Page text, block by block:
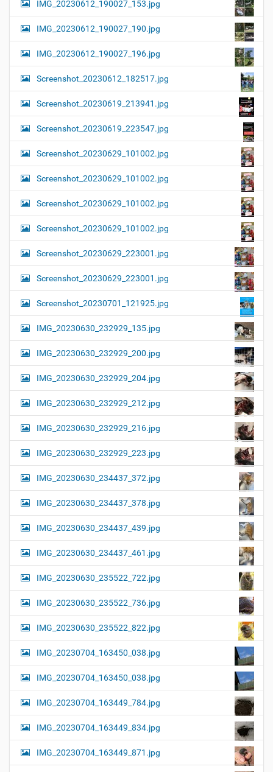
IMG_20230612_190027_153.jpg
IMG_20230612_190027_190.jpg
IMG_20230612_190027_196.jpg
Screenshot_20230612_182517.jpg
Screenshot_20230619_213941.jpg
Screenshot_20230619_223547.jpg
Screenshot_20230629_101002.jpg
Screenshot_20230629_101002.jpg
Screenshot_20230629_101002.jpg
Screenshot_20230629_101002.jpg
Screenshot_20230629_223001.jpg
Screenshot_20230629_223001.jpg
Screenshot_20230701_121925.jpg
IMG_20230630_232929_135.jpg
IMG_20230630_232929_200.jpg
IMG_20230630_232929_204.jpg
IMG_20230630_232929_212.jpg
IMG_20230630_232929_216.jpg
IMG_20230630_232929_223.jpg
IMG_20230630_234437_372.jpg
IMG_20230630_234437_378.jpg
IMG_20230630_234437_439.jpg
IMG_20230630_234437_461.jpg
IMG_20230630_235522_722.jpg
IMG_20230630_235522_736.jpg
IMG_20230630_235522_822.jpg
IMG_20230704_163450_038.jpg
IMG_20230704_163450_038.jpg
IMG_20230704_163449_784.jpg
IMG_20230704_163449_834.jpg
IMG_20230704_163449_871.jpg